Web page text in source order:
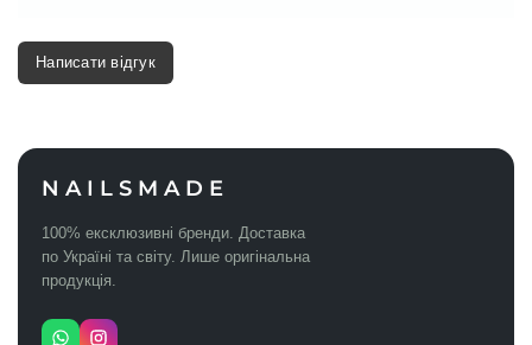
Написати відгук
NAILSMADE
100% ексклюзивні бренди. Доставка
по Україні та світу. Лише оригінальна
продукція.